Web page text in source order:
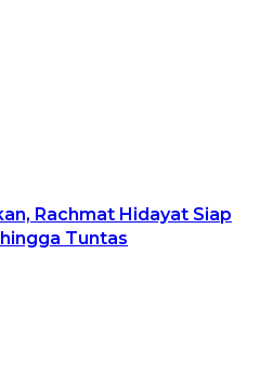
Rachmat Hidayat Siap
Tuntas